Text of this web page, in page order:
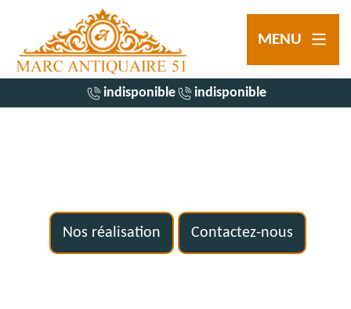
MENU
indisponible indisponible
Nos réalisation Contactez-nous